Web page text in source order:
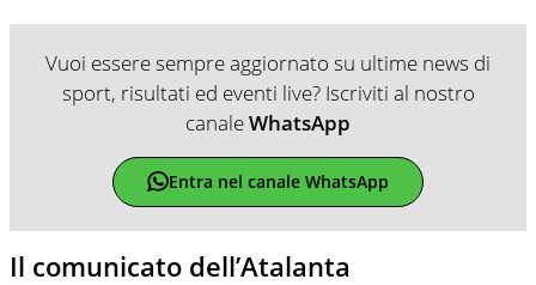
Vuoi essere sempre aggiornato su ultime news di
sport, risultati ed eventi live? Iscriviti al nostro
canaleWhatsApp
Entra nel canale WhatsApp
Il comunicato dell’Atalanta